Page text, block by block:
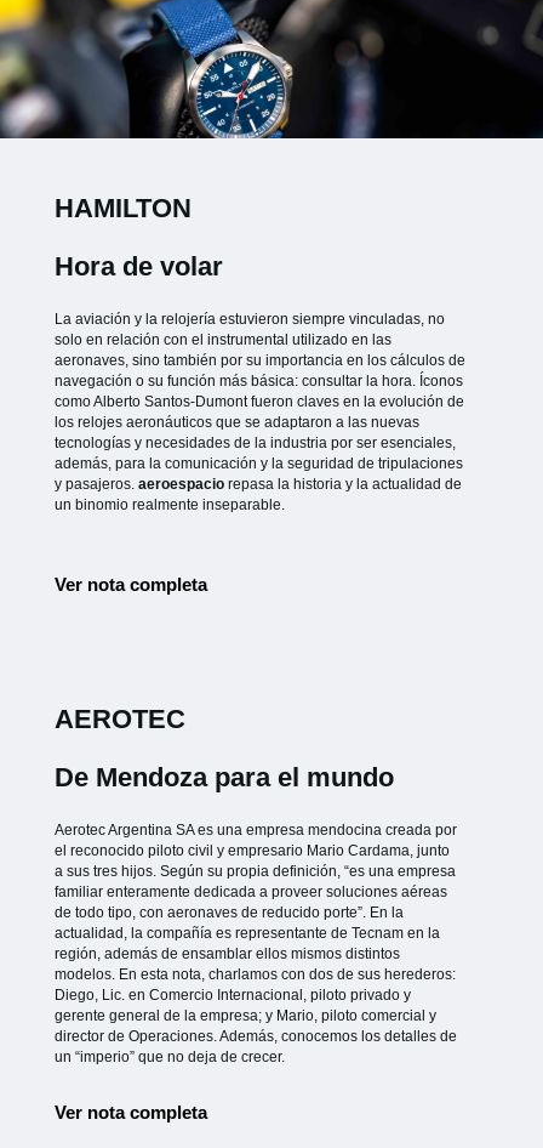
HAMILTON
Hora de volar
La aviación y la relojería estuvieron siempre vinculadas, no
solo en relación con el instrumental utilizado en las
aeronaves, sino también por su importancia en los cálculos de
navegación o su función más básica: consultar la hora. Íconos
como Alberto Santos-Dumont fueron claves en la evolución de
los relojes aeronáuticos que se adaptaron a las nuevas
tecnologías y necesidades de la industria por ser esenciales,
además, para la comunicación y la seguridad de tripulaciones
y pasajeros. aeroespacio repasa la historia y la actualidad de
un binomio realmente inseparable.
Ver nota completa
AEROTEC
De Mendoza para el mundo
Aerotec Argentina SA es una empresa mendocina creada por
el reconocido piloto civil y empresario Mario Cardama, junto
a sus tres hijos. Según su propia definición, “es una empresa
familiar enteramente dedicada a proveer soluciones aéreas
de todo tipo, con aeronaves de reducido porte”. En la
actualidad, la compañía es representante de Tecnam en la
región, además de ensamblar ellos mismos distintos
modelos. En esta nota, charlamos con dos de sus herederos:
Diego, Lic. en Comercio Internacional, piloto privado y
gerente general de la empresa; y Mario, piloto comercial y
director de Operaciones. Además, conocemos los detalles de
un “imperio” que no deja de crecer.
Ver nota completa